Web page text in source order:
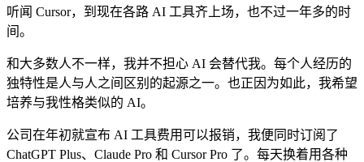
听闻 Cursor，到现在各路 AI 工具齐上场，也不过一年多的时
间。
和大多数人不一样，我并不担心 AI 会替代我。每个人经历的
独特性是人与人之间区别的起源之一。也正因为如此，我希望
培养与我性格类似的 AI。
公司在年初就宣布 AI 工具费用可以报销，我便同时订阅了
ChatGPT Plus、Claude Pro 和 Cursor Pro 了。每天换着用各种